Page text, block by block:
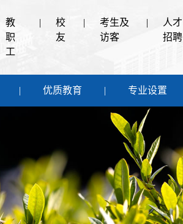
教
职
工
|
校
友
|
考生及
访客
|
人才
招聘
优质教育 专业设置